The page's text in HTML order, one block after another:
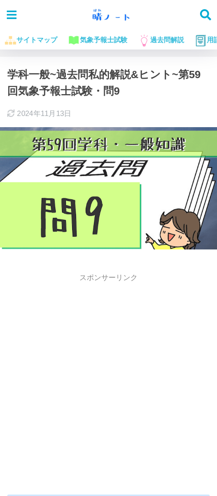
サイトマップ 気象予報士試験 過去問解説 用
ホーム 気象予報士試験に役立つお話 過去問解説
学科一般~過去問私的解説&ヒント~第59
回気象予報士試験・問9
2024年11月13日
スポンサーリンク